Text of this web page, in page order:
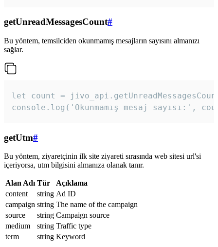
getUnreadMessagesCount#
Bu yöntem, temsilciden okunmamış mesajların sayısını almanızı
sağlar.
let count =
console.log('Okunmamış mesaj sayısı:',
getUtm#
Bu yöntem, ziyaretçinin ilk site ziyareti sırasında web sitesi url'si
içeriyorsa, utm bilgisini almanıza olanak tanır.
Alan Adı Tür
Açıklama
content
string Ad ID
campaign string The name of the campaign
source
string Campaign source
medium
string Traffic type
term
string Keyword